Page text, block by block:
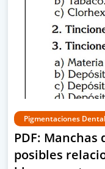
Pigmentaciones
PDF:
posibles